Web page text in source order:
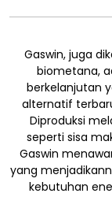
Gaswin, juga
biometana,
berkelanjutan
alternatif
Diproduksi
seperti sisa
Gaswin
yang
kebutuhan